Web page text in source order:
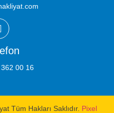
00 16
Tüm Hakları Saklıdır. Pixel